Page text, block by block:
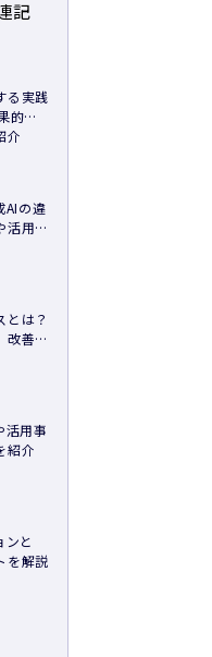
記
る実践
的な
介
AIの違
活用シ
とは？
改善施
活用事
紹介
ンと
を解説